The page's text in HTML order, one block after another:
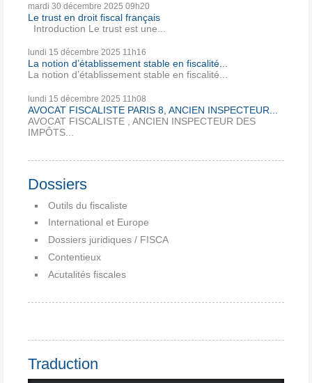
mardi 30 décembre 2025 09h20
Le trust en droit fiscal français
Introduction Le trust est une...
lundi 15 décembre 2025 11h16
La notion d’établissement stable en fiscalité...
La notion d’établissement stable en fiscalité...
lundi 15 décembre 2025 11h08
AVOCAT FISCALISTE PARIS 8, ANCIEN INSPECTEUR...
AVOCAT FISCALISTE , ANCIEN INSPECTEUR DES
IMPÔTS...
Dossiers
Outils du fiscaliste
International et Europe
Dossiers juridiques / FISCA
Contentieux
Acutalités fiscales
Traduction